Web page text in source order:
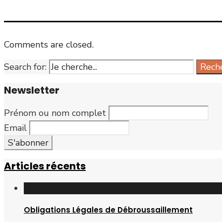
Comments are closed.
Search for:
Newsletter
Prénom ou nom complet
Email
Articles récents
Obligations Légales de Débroussaillement